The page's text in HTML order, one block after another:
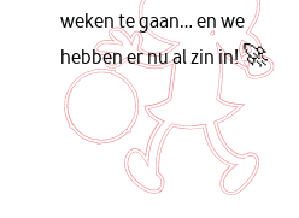
weken te gaan… en we
hebben er nu al zin in! 🚀